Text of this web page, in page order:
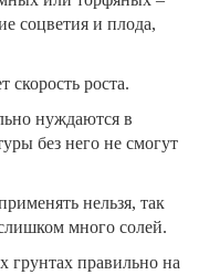
соцветия и плода,
скорость роста.
нуждаются в
без него не смогут
нельзя, так
много солей.
грунтах правильно на